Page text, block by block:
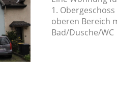
1.
oberen Bereich
Bad/Dusche/WC